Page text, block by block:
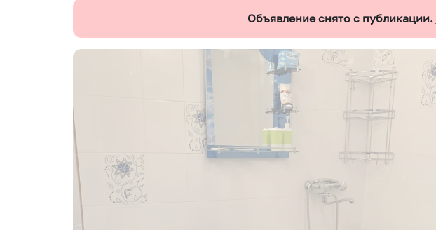
Объявление снято с публикации.